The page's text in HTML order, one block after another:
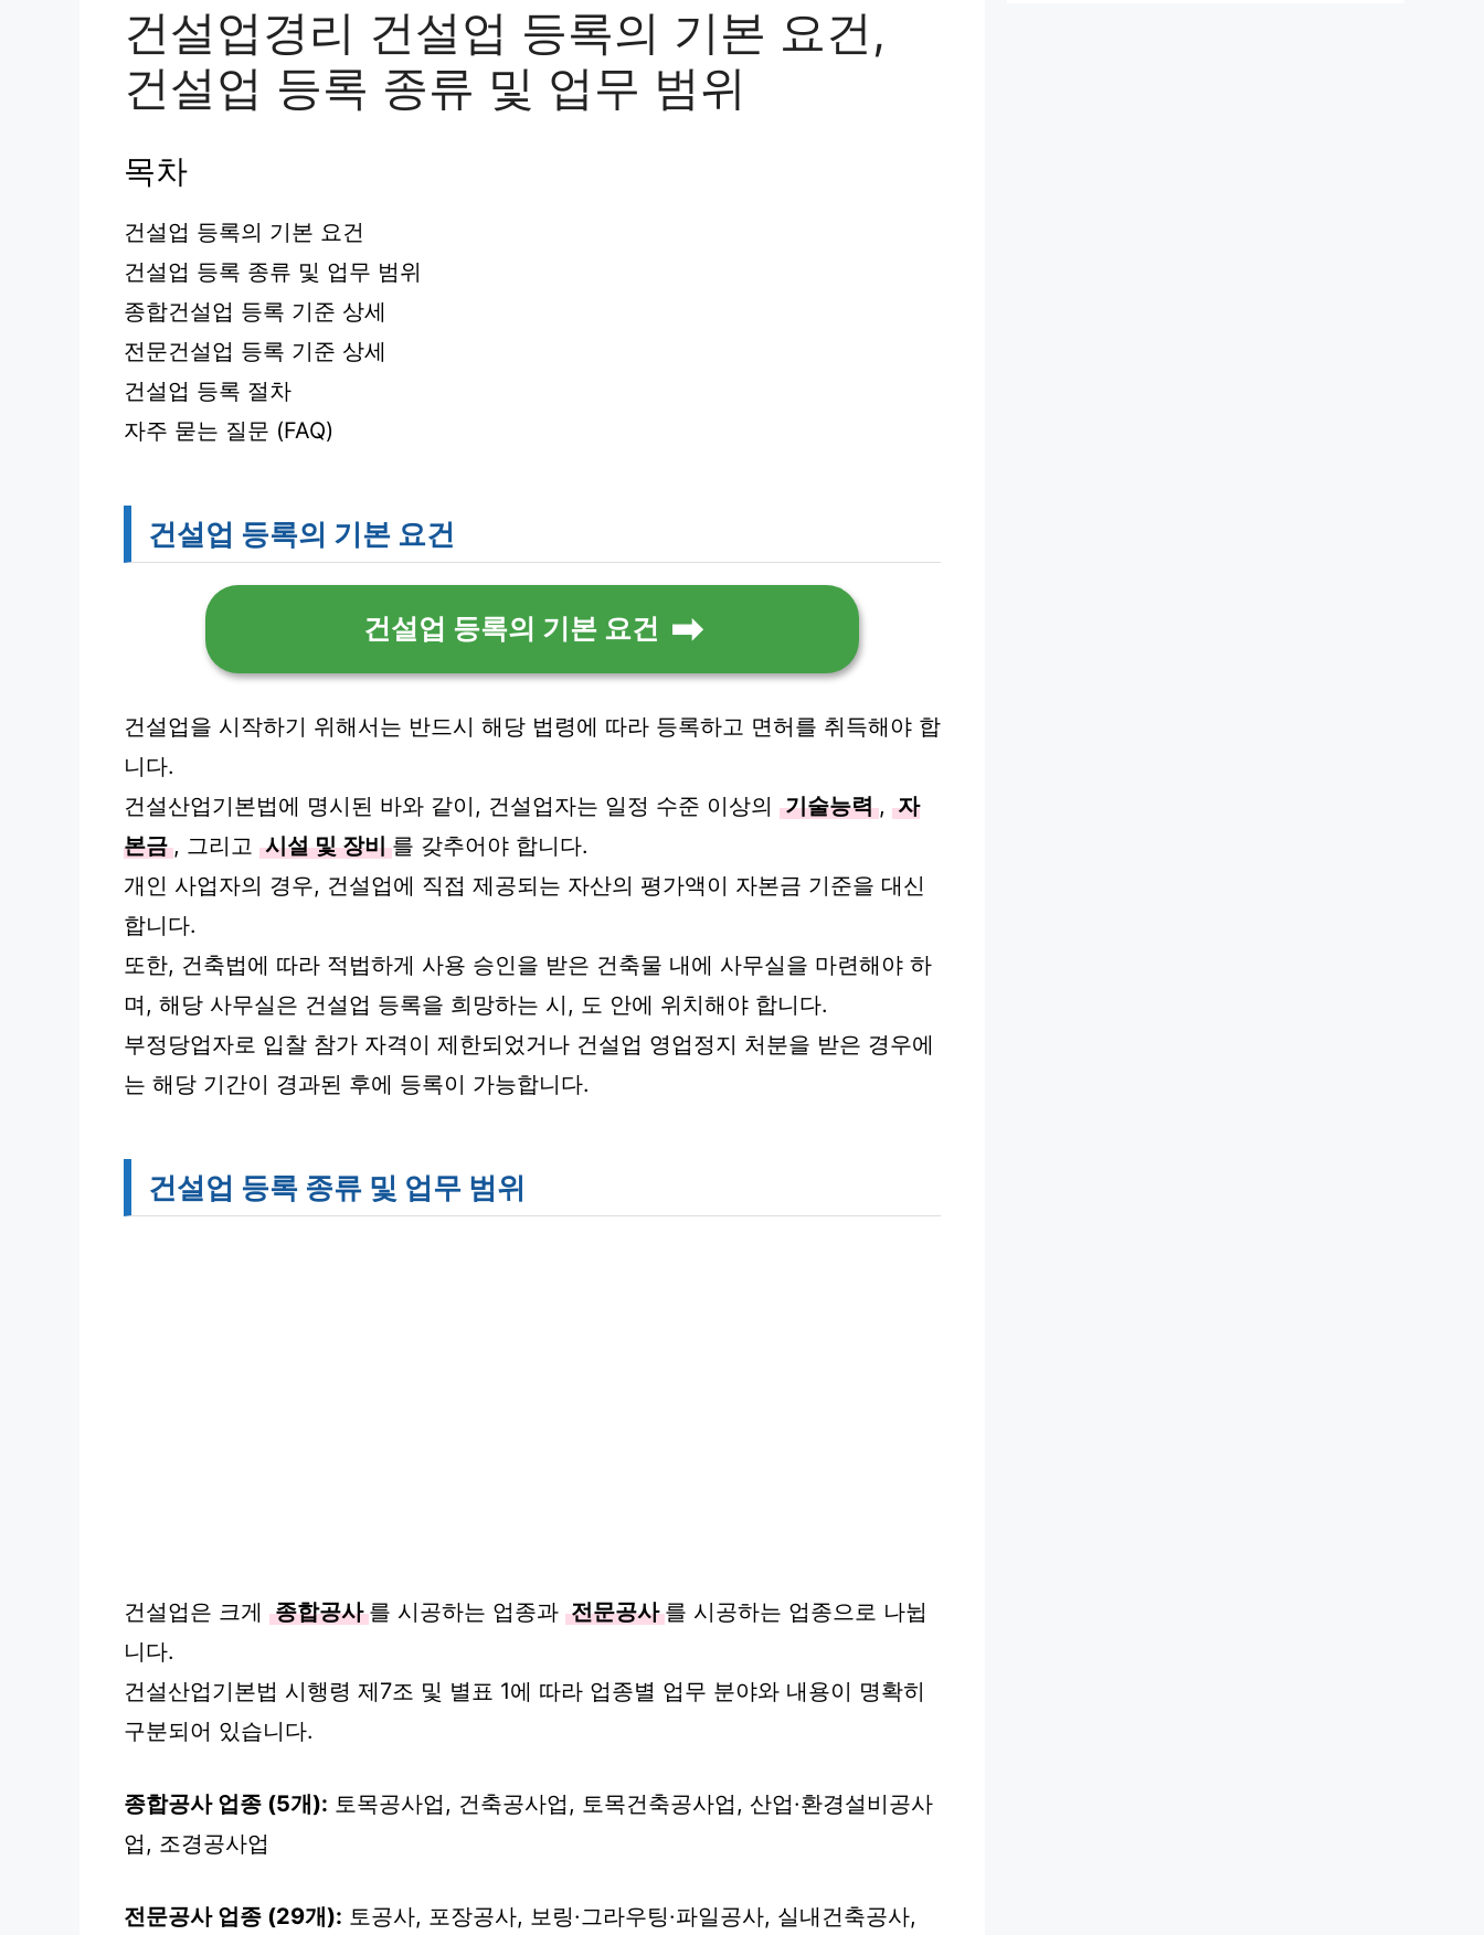
건설업경리 건설업 등록의 기본 요건,
건설업 등록 종류 및 업무 범위
목차
건설업 등록의 기본 요건
건설업 등록 종류 및 업무 범위
종합건설업 등록 기준 상세
전문건설업 등록 기준 상세
건설업 등록 절차
자주 묻는 질문 (FAQ)
건설업 등록의 기본 요건
건설업 등록의 기본 요건
건설업을 시작하기 위해서는 반드시 해당 법령에 따라 등록하고 면허를 취득해야 합
니다.
건설산업기본법에 명시된 바와 같이, 건설업자는 일정 수준 이상의 기술능력 , 자
본금 , 그리고 시설 및 장비 를 갖추어야 합니다.
개인 사업자의 경우, 건설업에 직접 제공되는 자산의 평가액이 자본금 기준을 대신
합니다.
또한, 건축법에 따라 적법하게 사용 승인을 받은 건축물 내에 사무실을 마련해야 하
며, 해당 사무실은 건설업 등록을 희망하는 시, 도 안에 위치해야 합니다.
부정당업자로 입찰 참가 자격이 제한되었거나 건설업 영업정지 처분을 받은 경우에
는 해당 기간이 경과된 후에 등록이 가능합니다.
건설업 등록 종류 및 업무 범위
건설업은 크게 종합공사 를 시공하는 업종과 전문공사 를 시공하는 업종으로 나뉩
니다.
건설산업기본법 시행령 제7조 및 별표 1에 따라 업종별 업무 분야와 내용이 명확히
구분되어 있습니다.
종합공사 업종 (5개): 토목공사업, 건축공사업, 토목건축공사업, 산업·환경설비공사
업, 조경공사업
전문공사 업종 (29개): 토공사, 포장공사, 보링·그라우팅·파일공사, 실내건축공사,